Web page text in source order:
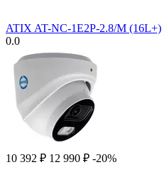
ATIX AT-NC-1E2P-2.8/M (16L+)
0.0
10 392 ₽ 12 990 ₽ -20%